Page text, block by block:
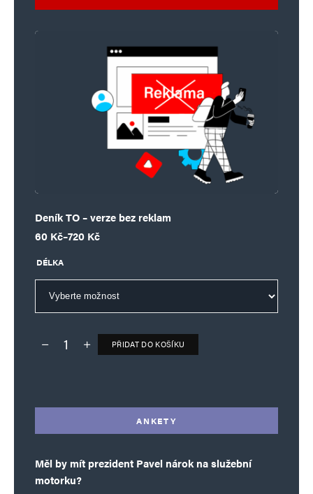
Deník TO – verze bez reklam
60 Kč–720 Kč
Rozpětí cen: 60 Kč až 720 Kč
DÉLKA
Deník TO – verze bez reklam množství
PŘIDAT DO KOŠÍKU
ANKETY
Měl by mít prezident Pavel nárok na služební
motorku?